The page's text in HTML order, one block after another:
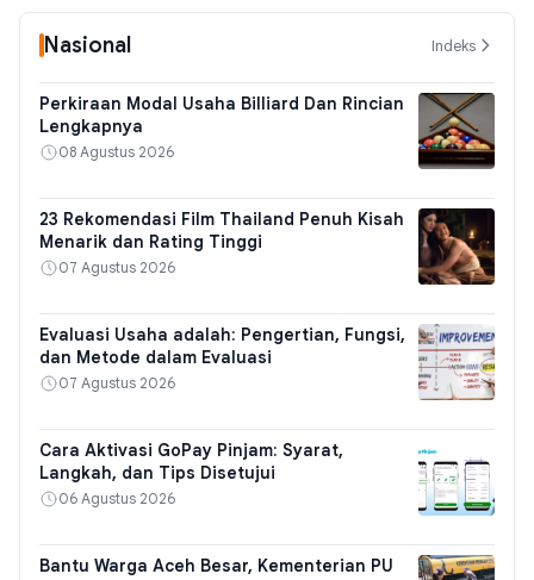
Nasional Indeks
Perkiraan Modal Usaha Billiard Dan Rincian
Lengkapnya
08 Agustus 2026
23 Rekomendasi Film Thailand Penuh Kisah
Menarik dan Rating Tinggi
07 Agustus 2026
Evaluasi Usaha adalah: Pengertian, Fungsi,
dan Metode dalam Evaluasi
07 Agustus 2026
Cara Aktivasi GoPay Pinjam: Syarat,
Langkah, dan Tips Disetujui
06 Agustus 2026
Bantu Warga Aceh Besar, Kementerian PU